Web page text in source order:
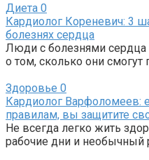
Диета 0
Кардиолог Кореневич: 3
болезнях сердца
Люди с болезнями сердца
о том, сколько они смогут
Здоровье 0
Кардиолог Варфоломеев:
правилам, вы защитите
Не всегда легко жить
рабочие дни и необычный